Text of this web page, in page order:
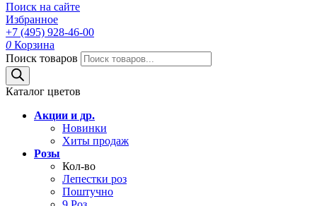
Поиск на сайте
Избранное
+7 (495) 928-46-00
0 Корзина
Поиск товаров
Каталог цветов
Акции и др.
Новинки
Хиты продаж
Розы
Кол-во
Лепестки роз
Поштучно